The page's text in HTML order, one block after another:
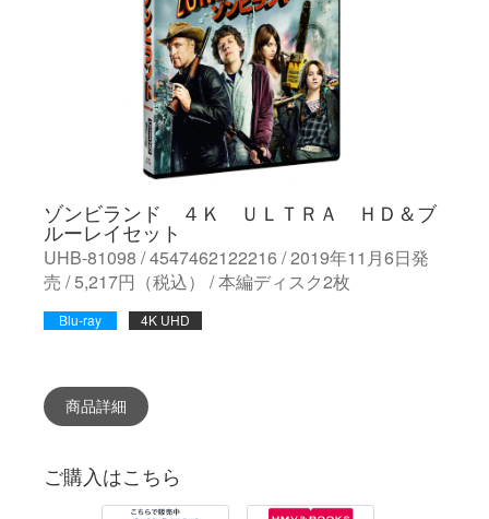
ゾンビランド ４Ｋ ＵＬＴＲＡ ＨＤ＆ブ
ルーレイセット
UHB-81098 / 4547462122216 / 2019年11月6日発
売 / 5,217円（税込） / 本編ディスク2枚
Blu-ray 4K UHD
商品詳細
ご購入はこちら